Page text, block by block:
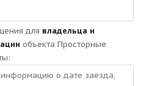
для владельца и
объекта Просторные